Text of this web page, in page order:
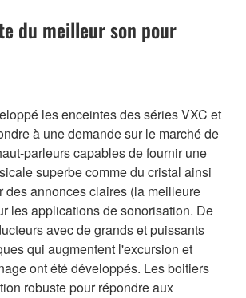
du meilleur son pour
les enceintes des séries VXC et
à une demande sur le marché de
parleurs capables de fournir une
superbe comme du cristal ainsi
des annonces claires (la meilleure
les applications de sonorisation. De
avec de grands et puissants
qui augmentent l'excursion et
ont été développés. Les boitiers
robuste pour répondre aux